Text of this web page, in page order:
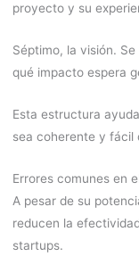
proyecto y su
Séptimo, la visión.
qué impacto espera
Esta estructura
sea coherente y fácil
Errores comunes en
A pesar de su
reducen la
startups.